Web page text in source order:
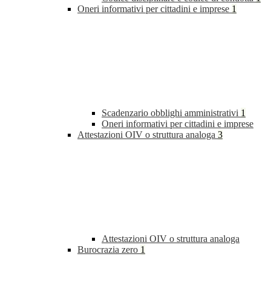
Oneri informativi per cittadini e imprese 1
Scadenzario obblighi amministrativi 1
Oneri informativi per cittadini e imprese
Attestazioni OIV o struttura analoga 3
Attestazioni OIV o struttura analoga
Burocrazia zero 1